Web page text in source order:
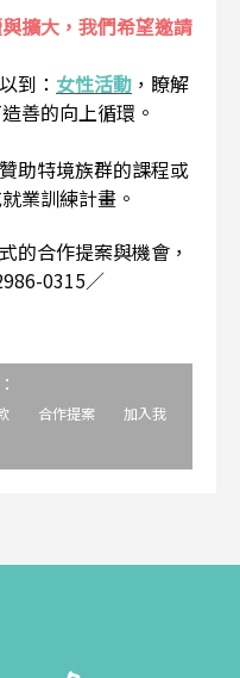
擴大，我們希望邀請
到： 女性活動 ，瞭解
善的向上循環。
助特境族群的課程或
業訓練計畫。
的合作提案與機會，
0315／
合作提案
加入我